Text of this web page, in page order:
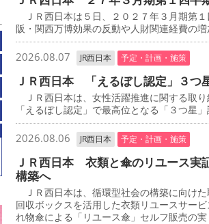
ＪＲ西日本は５日、２０２７年３月期第
阪・関西万博効果の反動や人財関連経費の増
2026.08.07 JR西日本 予定・計画・施策
ＪＲ西日本 「えるぼし認定」３つ
ＪＲ西日本は、女性活躍推進に関する取
「えるぼし認定」で最高位となる「３つ星」
2026.08.06 JR西日本 予定・計画・施策
ＪＲ西日本 衣類と傘のリユース
構築へ
ＪＲ西日本は、循環型社会の構築に向け
回収ボックスを活用した衣類リユースサー
れ物傘による「リユース傘」セルフ販売の実